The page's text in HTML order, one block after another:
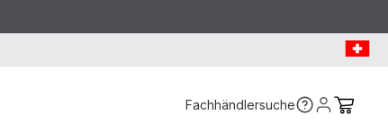
Fachhändlersuche